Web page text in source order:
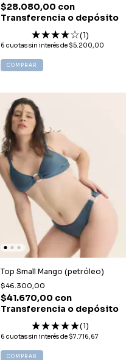
$28.080,00 con
Transferencia o depósito
(1)
6 cuotas sin interés de $5.200,00
COMPRAR
Top Small Mango (petróleo)
$46.300,00
$41.670,00 con
Transferencia o depósito
(1)
6 cuotas sin interés de $7.716,67
COMPRAR